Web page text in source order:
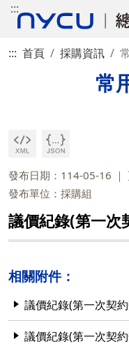
:::
::: 首頁 採購資訊
常
發布日期：114-05-16
發布單位：採購組
議價紀錄(第一次
相關附件：
議價紀錄(第一次契
議價紀錄(第一次契